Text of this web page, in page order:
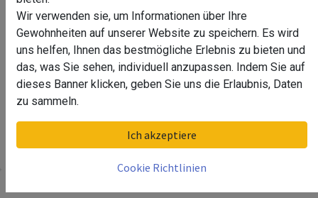
Ihr Berater in Bremen
Wir verwenden sie, um Informationen über Ihre
Gewohnheiten auf unserer Website zu speichern. Es wird
uns helfen, Ihnen das bestmögliche Erlebnis zu bieten und
das, was Sie sehen, individuell anzupassen. Indem Sie auf
dieses Banner klicken, geben Sie uns die Erlaubnis, Daten
zu sammeln.
Ich akzeptiere
Cookie Richtlinien